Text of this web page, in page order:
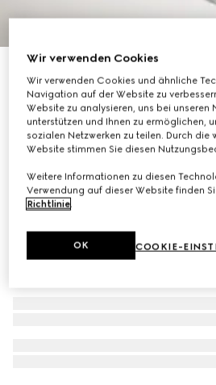
CHF 440
Wir verwenden Cookies
Wir verwenden Cookies und ähnliche
Navigation auf der Website zu
Website zu analysieren, uns bei unseren
unterstützen und Ihnen zu ermöglichen,
sozialen Netzwerken zu teilen. Durch die
Website stimmen Sie diesen
Weitere Informationen zu diesen
Verwendung auf dieser Website finden
Richtlinie.
COOKIE-
OK